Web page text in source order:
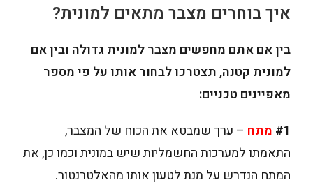
איך בוחרים מצבר מתאים למונית?
בין אם אתם מחפשים מצבר למונית גדולה ובין אם
למונית קטנה, תצטרכו לבחור אותו על פי מספר
מאפיינים טכניים:
#1 מתח – ערך שמבטא את הכוח של המצבר,
התאמתו למערכות החשמליות שיש במונית וכמו כן, את
המתח הנדרש על מנת לטעון אותו מהאלטרנטור.